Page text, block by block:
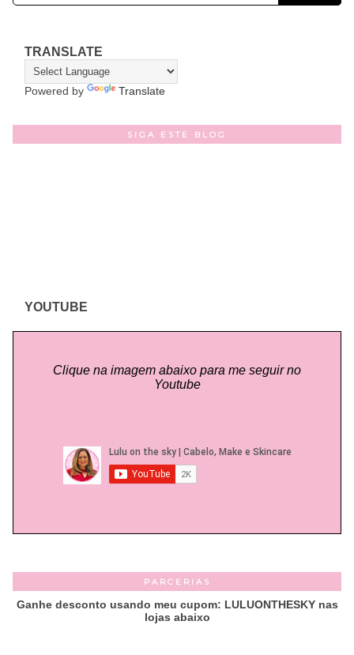
TRANSLATE
Powered by Translate
SIGA ESTE BLOG
YOUTUBE
Clique na imagem abaixo para me seguir no
Youtube
PARCERIAS
Ganhe desconto usando meu cupom: LULUONTHESKY nas
lojas abaixo